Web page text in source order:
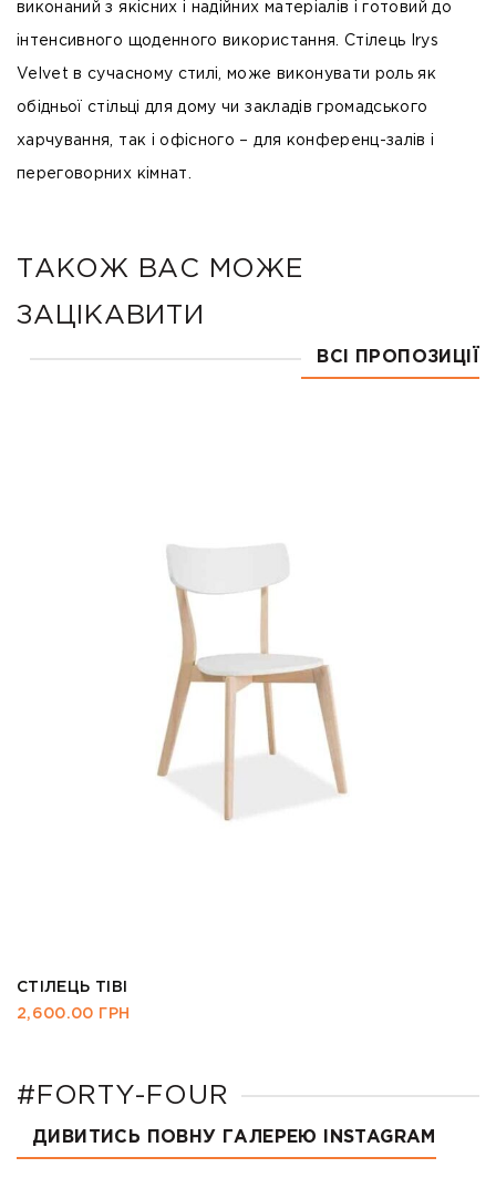
виконаний з якісних і надійних матеріалів і готовий до
інтенсивного щоденного використання. Стілець Irys
Velvet в сучасному стилі, може виконувати роль як
обідньої стільці для дому чи закладів громадського
харчування, так і офісного – для конференц-залів і
переговорних кімнат.
ТАКОЖ ВАС МОЖЕ
ЗАЦІКАВИТИ
ВСІ ПРОПОЗИЦІЇ
СТІЛЕЦЬ TIBI
2,600.00 ГРН
#FORTY-FOUR
ДИВИТИСЬ ПОВНУ ГАЛЕРЕЮ INSTAGRAM